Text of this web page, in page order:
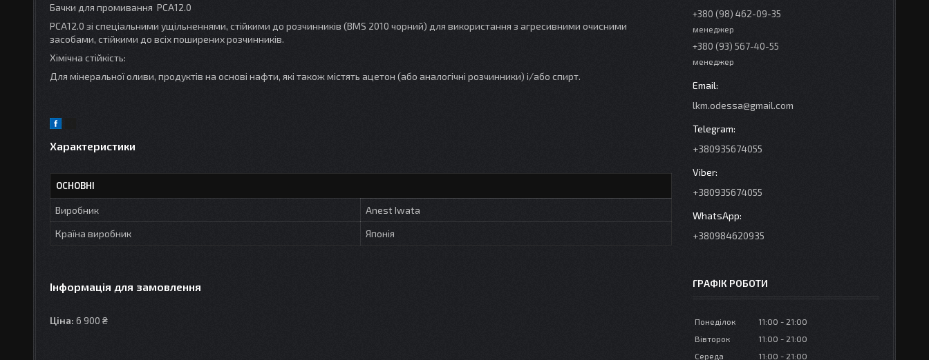
Бачки для промивання PCA12.0
PCA12.0 зі спеціальними ущільненнями, стійкими до розчинників (BMS 2010 чорний) для використання з агресивними очисними
засобами, стійкими до всіх поширених розчинників.
Хімічна стійкість:
Для мінеральної оливи, продуктів на основі нафти, які також містять ацетон (або аналогічні розчинники) і/або спирт.
Характеристики
ОСНОВНІ
Виробник
Anest Iwata
Країна виробник
Японія
Інформація для замовлення
Ціна: 6 900 ₴
+380 (98) 462-09-35
менеджер
+380 (93) 567-40-55
менеджер
lkm.odessa@gmail.com
+380935674055
+380935674055
+380984620935
ГРАФІК РОБОТИ
Понеділок 11:00
21:00
Вівторок
11:00
21:00
Середа
11:00 21:00